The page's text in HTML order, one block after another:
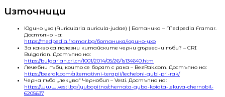
Източници
Юдино ухо (Auricularia auricula-judаe) | Ботаника – Medpedia Framar.
Достъпно на:
https://medpedia.framar.bg/ботаника/юдино-ухо
За какво са полезни китайските черни дървесни гъби? – CRI
Bulgarian. Достъпно на:
https://bulgarian.cri.cn/1001/2014/05/26/1s134640.htm
Лечебни гъби, които се борят с рака – BezRak.com. Достъпно на:
https://bezrak.com/alternativni-terapii/lechebni-gubi-pri-rak/
Черна гъба „лекува“ Чернобил – Vesti. Достъпно на:
https://www.vesti.bg/lyubopitno/chernata-gyba-koiata-lekuva-chernobil-
6205637